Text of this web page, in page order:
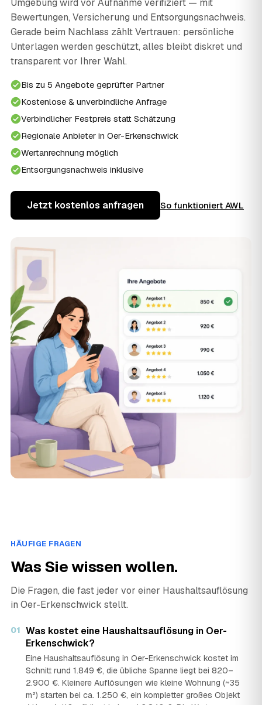
Umgebung wird vor Aufnahme verifiziert — mit
Bewertungen, Versicherung und Entsorgungsnachweis.
Gerade beim Nachlass zählt Vertrauen: persönliche
Unterlagen werden geschützt, alles bleibt diskret und
transparent vor Ihrer Wahl.
Bis zu 5 Angebote geprüfter Partner
Kostenlose & unverbindliche Anfrage
Verbindlicher Festpreis statt Schätzung
Regionale Anbieter in Oer-Erkenschwick
Wertanrechnung möglich
Entsorgungsnachweis inklusive
Jetzt kostenlos anfragen So funktioniert AWL
HÄUFIGE FRAGEN
Was Sie wissen wollen.
Die Fragen, die fast jeder vor einer Haushaltsauflösung
in Oer-Erkenschwick stellt.
01 Was kostet eine Haushaltsauflösung in Oer-
Erkenschwick?
Eine Haushaltsauflösung in Oer-Erkenschwick kostet im
Schnitt rund 1.849 €, die übliche Spanne liegt bei 820–
2.900 €. Kleinere Auflösungen wie kleine Wohnung (~35
m²) starten bei ca. 1.250 €, ein kompletter großes Objekt